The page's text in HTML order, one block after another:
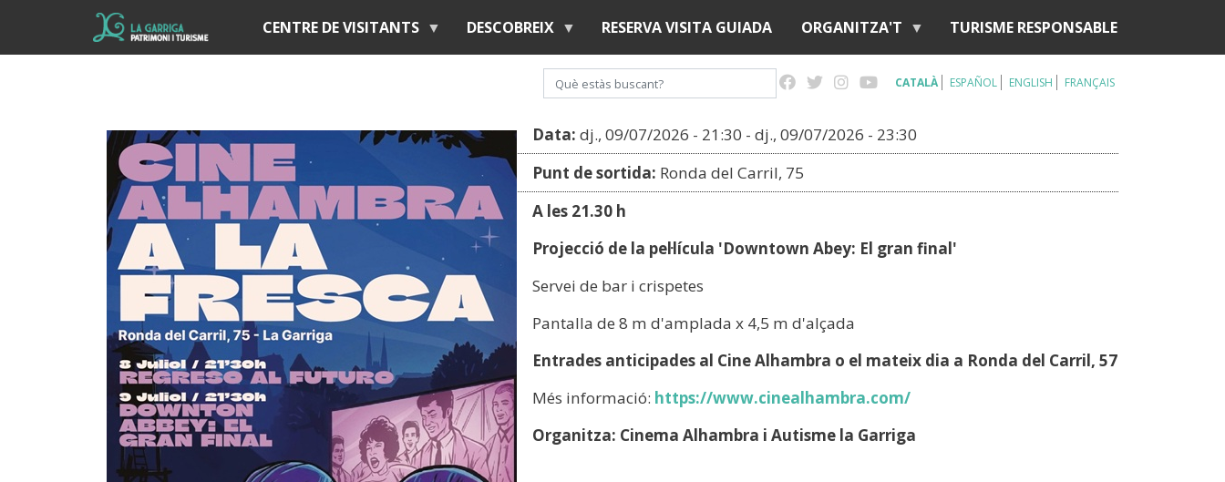
al
contingut
CENTRE DE VISITANTS DESCOBREIX RESERVA VISITA GUIADA ORGANITZA'T TURISME RESPONSABLE
CATALÀ ESPAÑOL ENGLISH FRANÇAIS
Cerca
Data: dj., 09/07/2026 - 21:30 -dj., 09/07/2026 - 23:30
Punt de sortida: Ronda del Carril, 75
A les 21.30 h
Projecció de la pel·lícula 'Downtown Abey: El gran final'
Servei de bar i crispetes
Pantalla de 8 m d'amplada x 4,5 m d'alçada
Entrades anticipades al Cine Alhambra o el mateix dia a Ronda del Carril, 57
Més informació: https://www.cinealhambra.com/
Organitza: Cinema Alhambra i Autisme la Garriga